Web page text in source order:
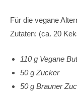
Für die vegane
Zutaten: (ca. 20
110 g Vegane
50 g Zucker
50 g Brauner